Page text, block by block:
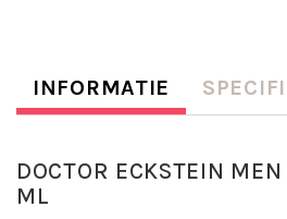
INFORMATIE
DOCTOR ECKSTEIN
ML